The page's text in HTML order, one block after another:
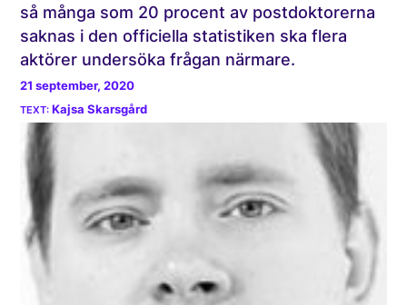
så många som 20 procent av postdoktorerna
saknas i den officiella statistiken ska flera
aktörer undersöka frågan närmare.
21 september, 2020
Kajsa Skarsgård